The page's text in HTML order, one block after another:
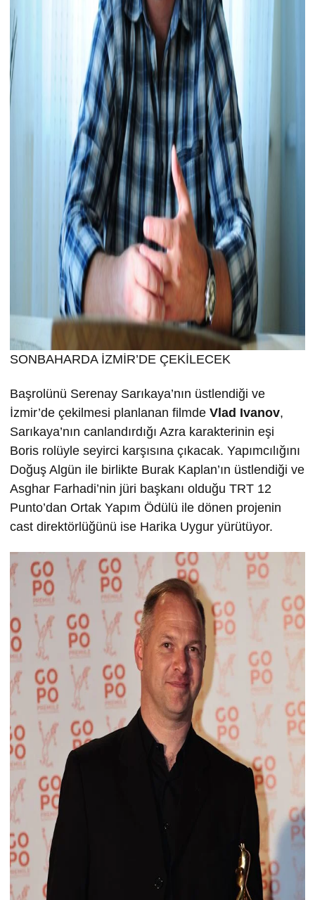
SONBAHARDA İZMİR’DE ÇEKİLECEK
Başrolünü Serenay Sarıkaya’nın üstlendiği ve
İzmir’de çekilmesi planlanan filmde Vlad Ivanov,
Sarıkaya’nın canlandırdığı Azra karakterinin eşi
Boris rolüyle seyirci karşısına çıkacak. Yapımcılığını
Doğuş Algün ile birlikte Burak Kaplan’ın üstlendiği ve
Asghar Farhadi’nin jüri başkanı olduğu TRT 12
Punto’dan Ortak Yapım Ödülü ile dönen projenin
cast direktörlüğünü ise Harika Uygur yürütüyor.